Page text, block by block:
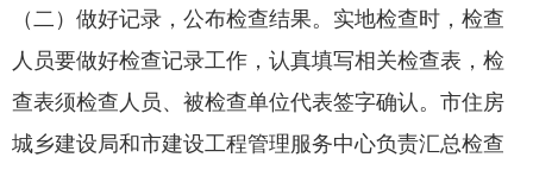
（二）做好记录，公布检查结果。实地检查时，检查
人员要做好检查记录工作，认真填写相关检查表，检
查表须检查人员、被检查单位代表签字确认。市住房
城乡建设局和市建设工程管理服务中心负责汇总检查